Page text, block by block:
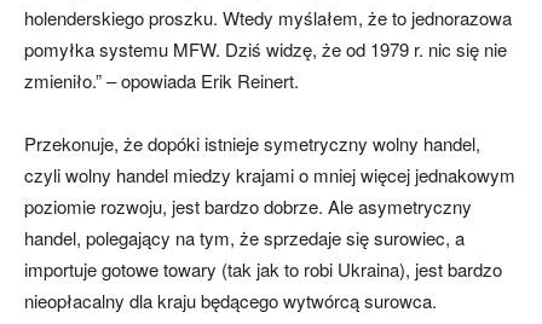
holenderskiego proszku. Wtedy myślałem, że to jednorazowa
pomyłka systemu MFW. Dziś widzę, że od 1979 r. nic się nie
zmieniło.” – opowiada Erik Reinert.
Przekonuje, że dopóki istnieje symetryczny wolny handel,
czyli wolny handel miedzy krajami o mniej więcej jednakowym
poziomie rozwoju, jest bardzo dobrze. Ale asymetryczny
handel, polegający na tym, że sprzedaje się surowiec, a
importuje gotowe towary (tak jak to robi Ukraina), jest bardzo
nieopłacalny dla kraju będącego wytwórcą surowca.